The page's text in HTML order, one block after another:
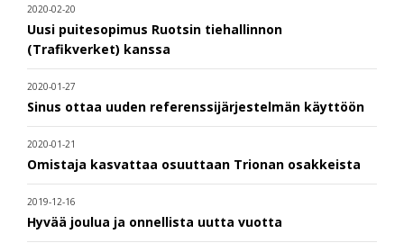
2020-02-20
Uusi puitesopimus Ruotsin tiehallinnon
(Trafikverket) kanssa
2020-01-27
Sinus ottaa uuden referenssijärjestelmän käyttöön
2020-01-21
Omistaja kasvattaa osuuttaan Trionan osakkeista
2019-12-16
Hyvää joulua ja onnellista uutta vuotta